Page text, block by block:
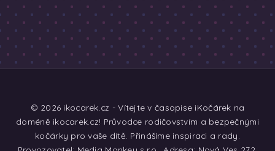
© 2026 ikocarek.cz - Vítejte v časopise iKočárek na
doméně ikocarek.cz! Průvodce rodičovstvím a bezpečnými
kočárky pro vaše dítě. Přinášíme inspiraci a rady.